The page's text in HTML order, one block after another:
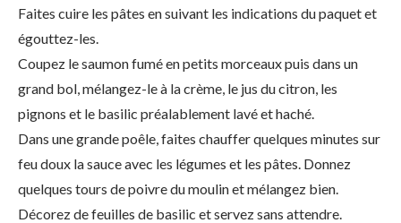
Faites cuire les pâtes en suivant les indications du paquet et
égouttez-les.
Coupez le saumon fumé en petits morceaux puis dans un
grand bol, mélangez-le à la crème, le jus du citron, les
pignons et le basilic préalablement lavé et haché.
Dans une grande poêle, faites chauffer quelques minutes sur
feu doux la sauce avec les légumes et les pâtes. Donnez
quelques tours de poivre du moulin et mélangez bien.
Décorez de feuilles de basilic et servez sans attendre.